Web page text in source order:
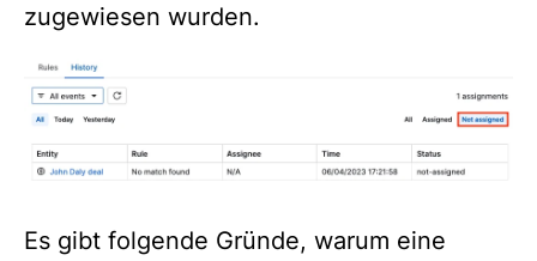
zugewiesen wurden.
Es gibt folgende Gründe, warum eine